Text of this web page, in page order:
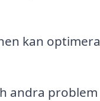
kan optimera
andra problem